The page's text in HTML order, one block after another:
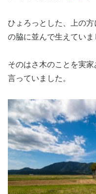
ひょろっとした、上の
の脇に並んで生えていま
そのはさ木のことを実家
言っていました。